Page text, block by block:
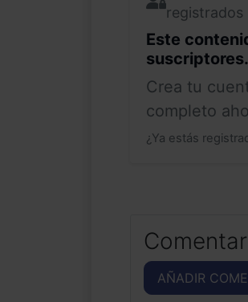
registrados
Este
suscriptores.
Crea tu
completo
¿Ya estás
AÑADIR